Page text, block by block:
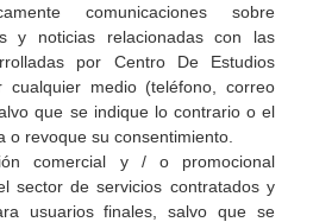
comunicaciones sobre
y noticias relacionadas con las
por Centro De Estudios
cualquier medio (teléfono, correo
que se indique lo contrario o el
o revoque su consentimiento.
comercial y / o promocional
sector de servicios contratados y
usuarios finales, salvo que se